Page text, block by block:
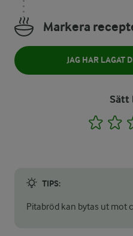
Markera
JAG HAR LAGAT
Sätt
1 2
TIPS:
Pitabröd kan bytas ut mot